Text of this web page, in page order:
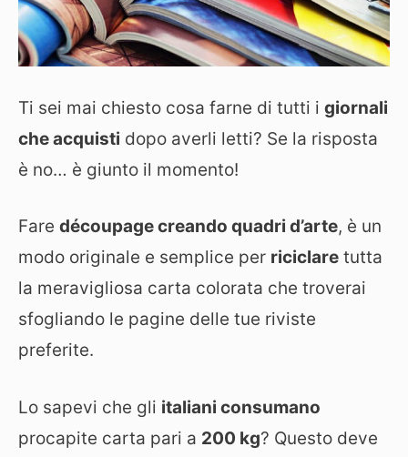
Ti sei mai chiesto cosa farne di tutti i giornali
che acquisti dopo averli letti? Se la risposta
è no… è giunto il momento!
Fare découpage creando quadri d’arte, è un
modo originale e semplice per riciclare tutta
la meravigliosa carta colorata che troverai
sfogliando le pagine delle tue riviste
preferite.
Lo sapevi che gli italiani consumano
procapite carta pari a 200 kg? Questo deve